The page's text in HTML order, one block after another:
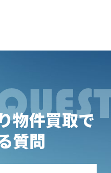
物件買取で
質問